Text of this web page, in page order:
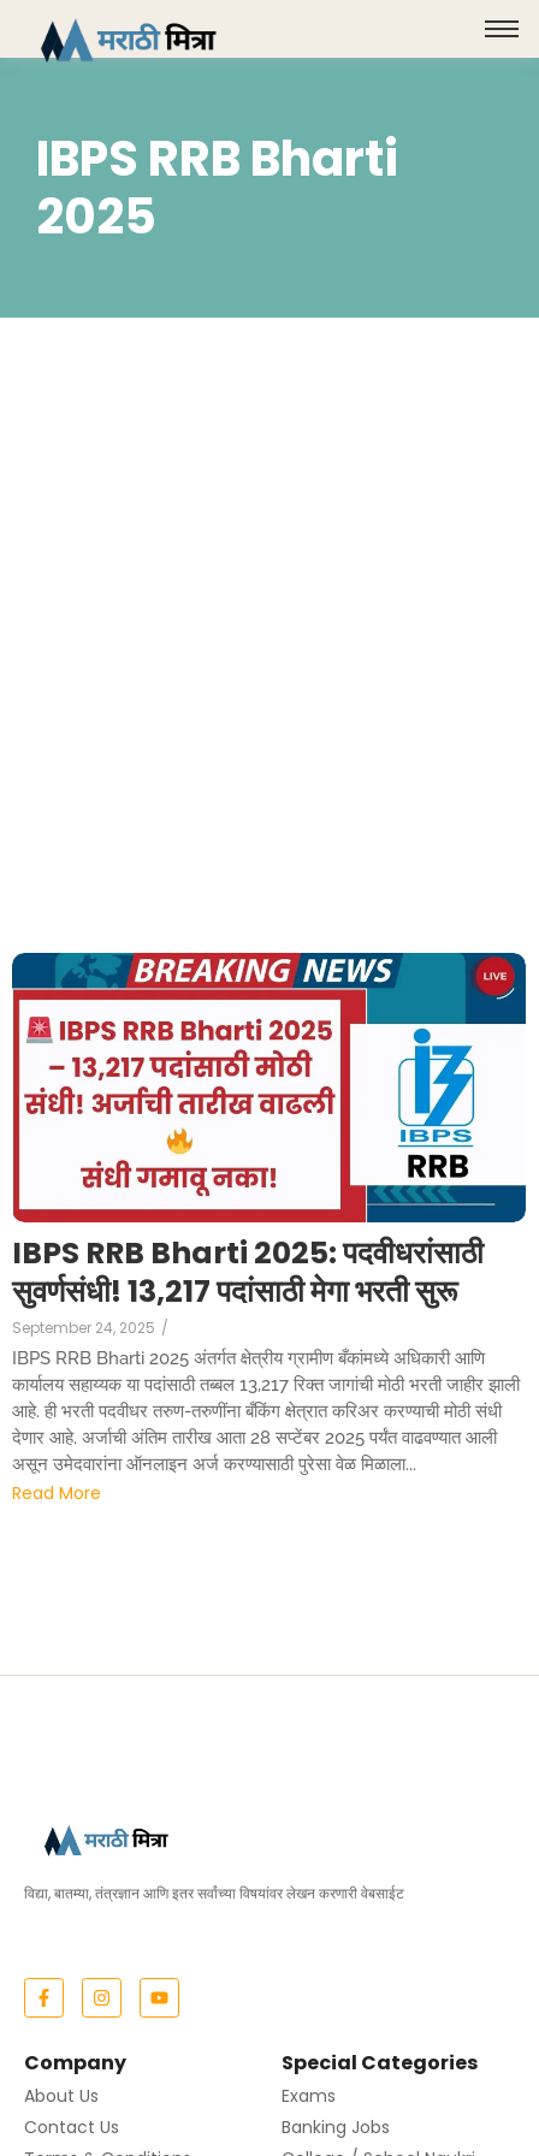
IBPS RRB Bharti
2025
IBPS RRB Bharti 2025: पदवीधरांसाठी
सुवर्णसंधी! 13,217 पदांसाठी मेगा भरती सुरू
September 24, 2025 /
IBPS RRB Bharti 2025 अंतर्गत क्षेत्रीय ग्रामीण बँकांमध्ये अधिकारी आणि
कार्यालय सहाय्यक या पदांसाठी तब्बल 13,217 रिक्त जागांची मोठी भरती जाहीर झाली
आहे. ही भरती पदवीधर तरुण-तरुणींना बँकिंग क्षेत्रात करिअर करण्याची मोठी संधी
देणार आहे. अर्जाची अंतिम तारीख आता 28 सप्टेंबर 2025 पर्यंत वाढवण्यात आली
असून उमेदवारांना ऑनलाइन अर्ज करण्यासाठी पुरेसा वेळ मिळाला...
Read More
विद्या, बातम्या, तंत्रज्ञान आणि इतर सर्वांच्या विषयांवर लेखन करणारी वेबसाईट
Company
About Us
Contact Us
Special Categories
Exams
Banking Jobs